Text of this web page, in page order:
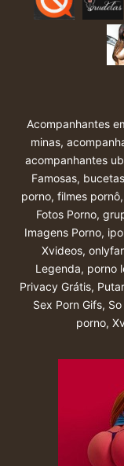
Acompanhantes
minas,
acompanhantes
Famosas, bucetas
porno, filmes pornô,
Fotos Porno,
Imagens Porno,
Xvideos,
Legenda, porno
Privacy Grátis,
Sex Porn Gifs,
porno,